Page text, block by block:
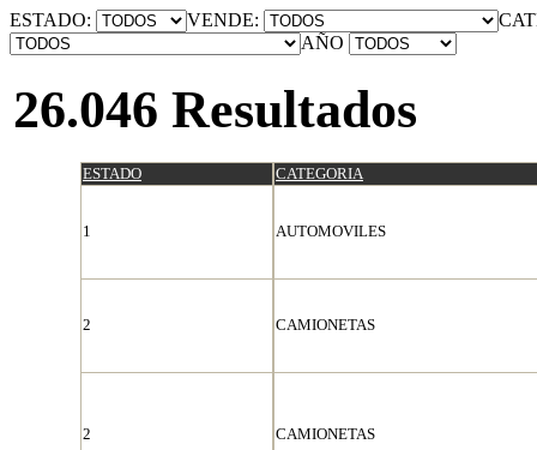
ESTADO: VENDE:
AÑO
26.046 Resultados
ESTADO CATEGORIA
1 AUTOMOVILES
2 CAMIONETAS
2 CAMIONETAS